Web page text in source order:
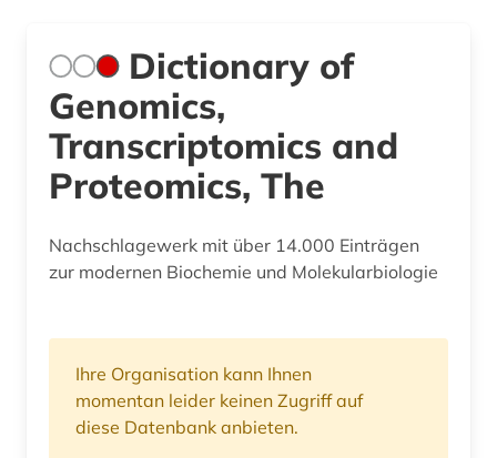
Dictionary of
Genomics,
Transcriptomics and
Proteomics, The
Nachschlagewerk mit über 14.000 Einträgen
zur modernen Biochemie und Molekularbiologie
Ihre Organisation kann Ihnen
momentan leider keinen Zugriff auf
diese Datenbank anbieten.